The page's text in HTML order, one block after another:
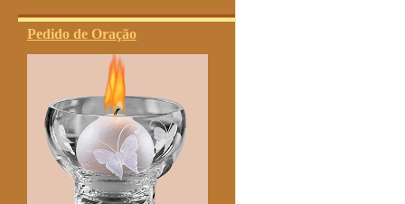
Pedido de Oração